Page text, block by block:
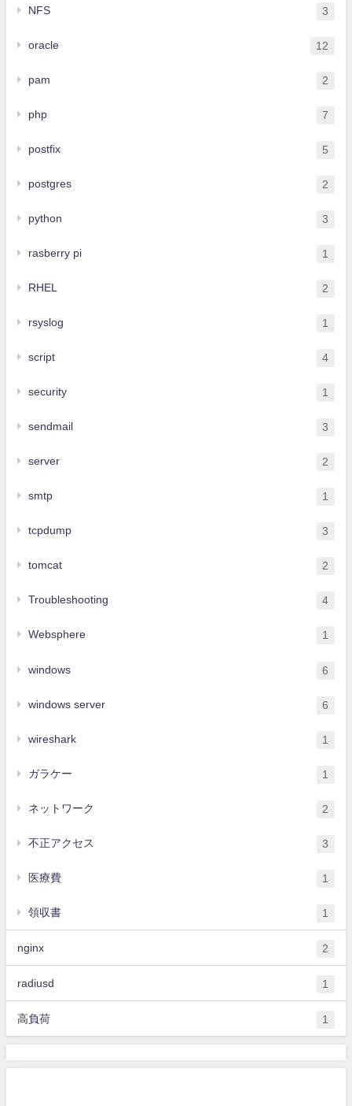
NFS 3
oracle 12
pam 2
php 7
postfix 5
postgres 2
python 3
rasberry pi 1
RHEL 2
rsyslog 1
script 4
security 1
sendmail 3
server 2
smtp 1
tcpdump 3
tomcat 2
Troubleshooting 4
Websphere 1
windows 6
windows server 6
wireshark 1
ガラケー 1
ネットワーク 2
不正アクセス 3
医療費 1
領収書 1
nginx 2
radiusd 1
高負荷 1